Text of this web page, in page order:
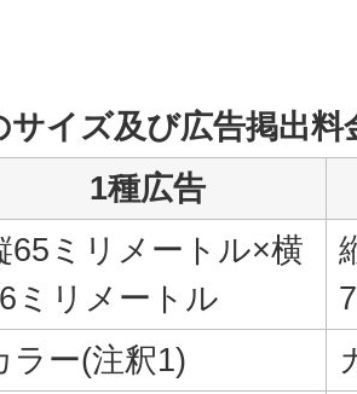
サイズ及び広告掲出料
1種広告
65ミリメートル×横
ミリメートル
ラー(注釈1)